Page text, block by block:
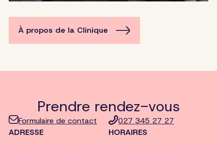
À propos de la Clinique
Prendre rendez-vous
Formulaire de contact
027 345 27 27
ADRESSE
HORAIRES